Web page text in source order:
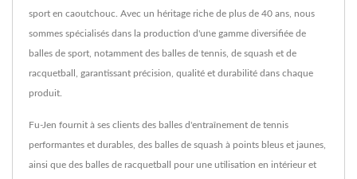
sport en caoutchouc. Avec un héritage riche de plus de 40 ans, nous
sommes spécialisés dans la production d'une gamme diversifiée de
balles de sport, notamment des balles de tennis, de squash et de
racquetball, garantissant précision, qualité et durabilité dans chaque
produit.
Fu-Jen fournit à ses clients des balles d'entraînement de tennis
performantes et durables, des balles de squash à points bleus et jaunes,
ainsi que des balles de racquetball pour une utilisation en intérieur et